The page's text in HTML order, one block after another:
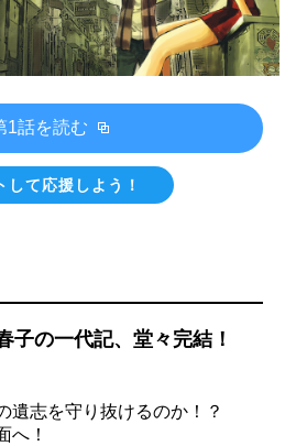
1話を読む
して応援しよう！
子の一代記、堂々完結！
遺志を守り抜けるのか！？
へ！